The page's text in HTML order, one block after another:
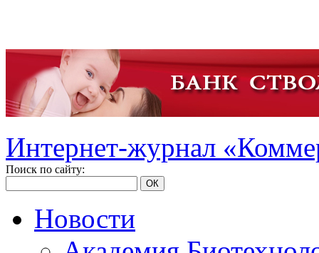
Интернет-журнал
Поиск по сайту:
ОК
Новости